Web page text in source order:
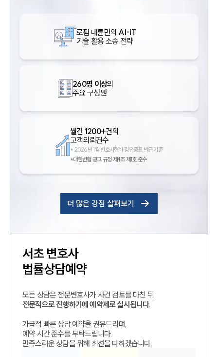
로펌 대륜만의 AI·IT
기술 활용 소송 전략
260명 이상의
주요 구성원
월간1200+건의
고객의뢰건수
* 2026년 1월 변호사협회 경유증표 발급 기준
*대한변협 광고 규정 제4조 제1호 준수
더 많은 강점 살펴보기
서초 변호사
법률상담예약
모든 상담은 전문변호사가 사건 검토를 마친 뒤
전문적으로 진행하기에 예약제로 실시됩니다.
가급적 빠른 상담 예약을 권유드리며,
예약 시간 준수를 부탁드립니다.
만족스러운 상담을 위해 최선을 다하겠습니다.